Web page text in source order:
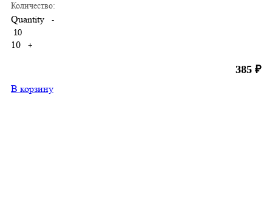
Количество:
Quantity -
10 +
385 ₽
В корзину